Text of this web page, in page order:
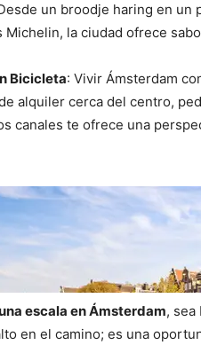
un broodje haring en un
Michelin, la ciudad ofrece
Bicicleta: Vivir Ámsterdam
alquiler cerca del centro,
canales te ofrece una
escala en Ámsterdam, sea
en el camino; es una